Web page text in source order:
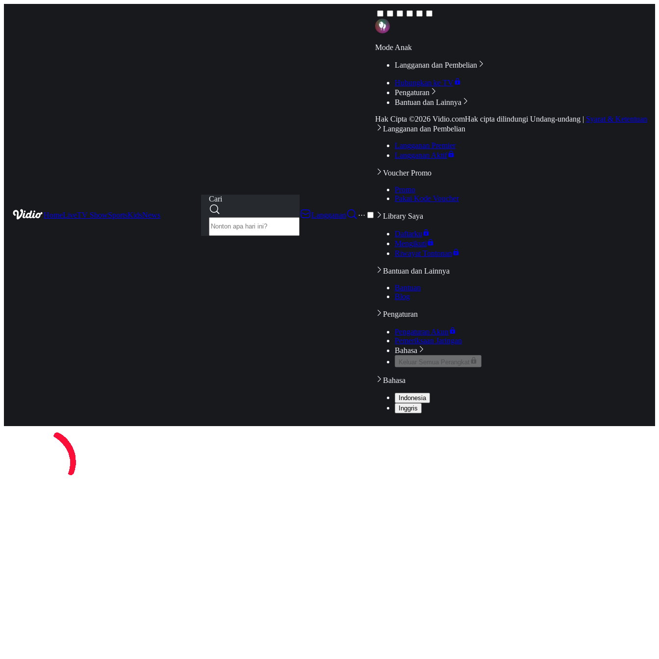
HomeLiveTV ShowSportsKidsNews
Cari
Langganan
···
Mode Anak
Langganan dan Pembelian
Hubungkan ke TV
Pengaturan
Bantuan dan Lainnya
Hak Cipta ©2026 Vidio.comHak cipta dilindungi Undang-undang | Syarat & Ketentuan
Langganan dan Pembelian
Langganan Premier
Langganan Aktif
Voucher Promo
Promo
Pakai Kode Voucher
Library Saya
Daftarku
Mengikuti
Riwayat Tontonan
Bantuan dan Lainnya
Bantuan
Blog
Pengaturan
Pengaturan Akun
Pemeriksaan Jaringan
Bahasa
Keluar Semua Perangkat
Bahasa
Indonesia
Inggris